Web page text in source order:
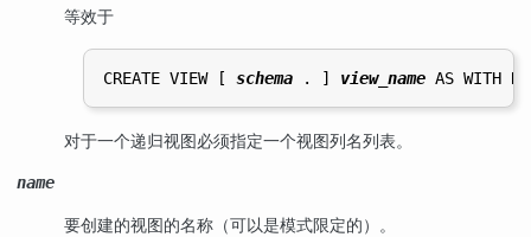
等效于
CREATE VIEW [ schema . ] view_name AS WITH
对于一个递归视图必须指定一个视图列名列表。
name
要创建的视图的名称（可以是模式限定的）。